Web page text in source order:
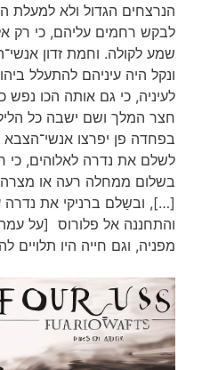
הנרצחים הגדול ולא
לבקש רחמים עליהם, כי רק
שמע לקולה. וחמת זדון
ונקל היה עיניהם להתעלל
לעיניה, כי גם אותה הכו
חצר המלך ושם ישבה כל
בפחדה פן יפרצו
לשלם את נדרה לאלוהים, כי
בשלום ממחלה רעה או
[…], ובשַלם ברניקי את
והתחננה אל פלורוס [על
מפניה, וגם חייה היו תלויים